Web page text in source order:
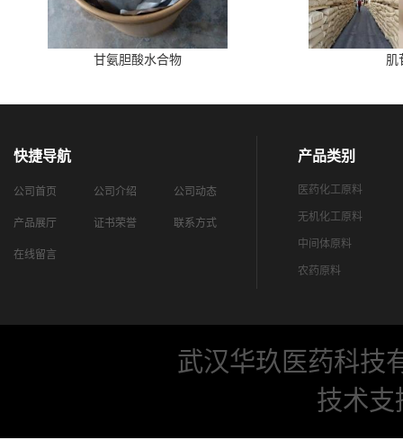
甘氨胆酸水合物 肌
快捷导航
公司首页 公司介绍 公司动态
产品展厅 证书荣誉 联系方式
在线留言
产品类别
医药化工原料
无机化工原料
中间体原料
农药原料
武汉华玖医药科技
技术